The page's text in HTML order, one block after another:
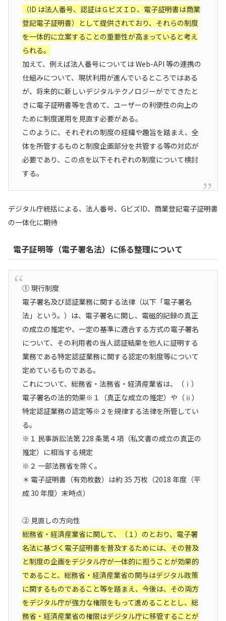
（ID は法人番号、認証はＧビズＩＤ、電子証明書は商業
登記電子証明書）として提供されており、それらの制度
を一体的に立案することの重要性が高まっていると考え
られる。
加えて、例えば法人番号については Web-API 等の連携の
仕組みについて、現状利用が進んでいるところではある
が、将来的に新しいデジタルテクノロジーがでてきたと
きに電子証明書等を含めて、ユーザーの利便性の向上の
ために制度運用を見直す必要がある。
このように、それぞれの制度の経緯や趣旨を踏まえ、全
体を所管するものと制度企画部分を共管する等の対応が
必要であり、この点を以下それぞれの制度について検討
する。
デジタル庁統括による、法人番号、GビズID、商業登記電子証明書
の一体化に期待
電子証明等（電子署名法）に係る整理について
① 現行制度
電子署名及び認証業務に関する法律（以下「電子署名
法」という。）は、電子署名に関し、電磁的記録の真正
の成立の推定や、一定の基準に適合する方式の電子署名
について、その利用者の当人認証結果を他人に証明する
業務である特定認証業務に関する認定の制度等について
定めているものである。
これについて、総務省・法務省・経済産業省は、（ⅰ）
電子署名の法的効果※１（真正な成立の推定）や（ⅱ）
特定認証業務の認定等※２を規律する法律を所管してい
る。
※１ 民事訴訟法第 228 条第４項（私文書の成立の真正の
推定）に相当する規定
※２ 一部法務省を除く。
＊ 電子証明書（有効枚数）は約 35 万枚（2018 年度（平
成 30 年度）末時点）
② 見直しの方向性
総務省・経済産業省に関して、（１）のとおり、電子署
名法に基づく電子証明書を普及するためには、その普及
と制度の企画をデジタル庁が一体的に担うことが効果的
であること、総務省・経済産業省の関与はデジタル政策
に関するものであること等を踏まえ、今後は、その両方
をデジタル庁が強力な権限をもって進めることとし、総
務省・経済産業省の権限はデジタル庁に移管することが